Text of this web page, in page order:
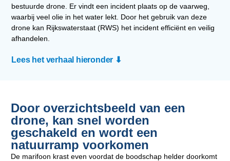
bestuurde drone. Er vindt een incident plaats op de vaarweg,
waarbij veel olie in het water lekt. Door het gebruik van deze
drone kan Rijkswaterstaat (RWS) het incident efficiënt en veilig
afhandelen.
Lees het verhaal hieronder ⬇
Door overzichtsbeeld van een
drone, kan snel worden
geschakeld en wordt een
natuurramp voorkomen
De marifoon krast even voordat de boodschap helder doorkomt